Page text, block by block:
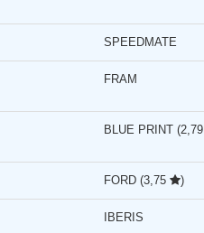
SPEEDMATE
FRAM
BLUE PRINT (2,79
FORD (3,75 )
IBERIS